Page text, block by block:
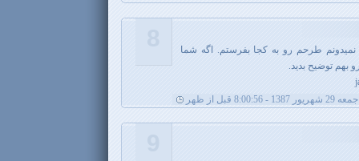
طرحم رو به کجا بفرستم. اگه شما
بهم توضیح بدید.
جمعه 29 شهریور 1387 - 8:00:56 قبل از ظهر